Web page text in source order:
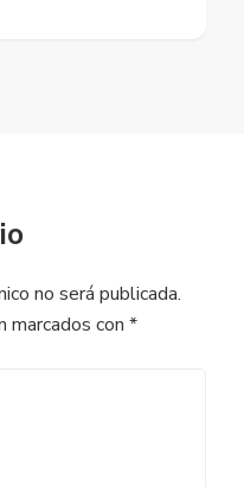
no será publicada.
marcados con *